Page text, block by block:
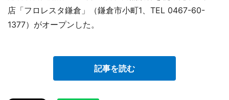
店「フロレスタ鎌倉」（鎌倉市小町1、TEL 0467-60-
1377）がオープンした。
記事を読む